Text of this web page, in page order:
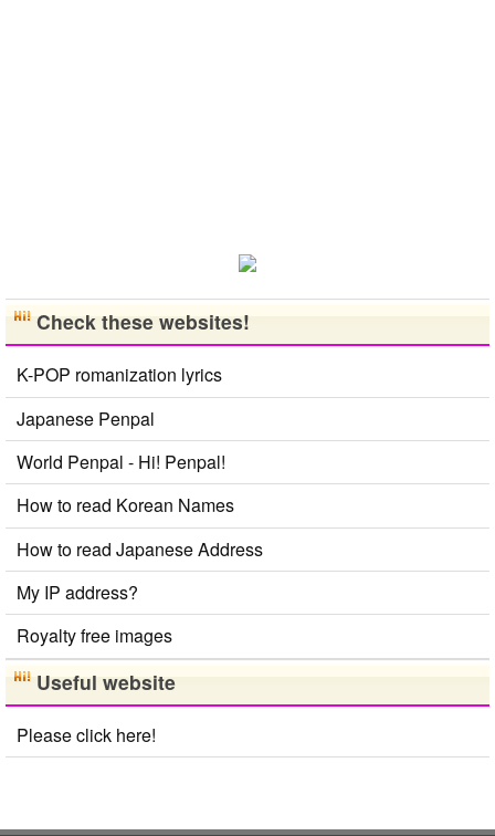
Check these websites!
K-POP romanization lyrics
Japanese Penpal
World Penpal - Hi! Penpal!
How to read Korean Names
How to read Japanese Address
My IP address?
Royalty free images
Useful website
Please click here!